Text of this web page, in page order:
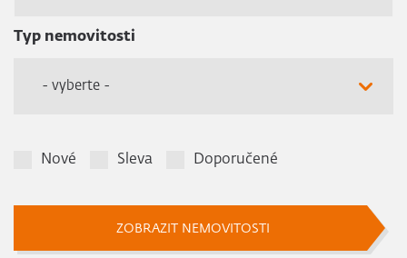
Typ nemovitosti
- vyberte -
Nové Sleva Doporučené
ZOBRAZIT NEMOVITOSTI